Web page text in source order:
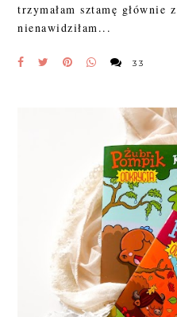
trzymałam sztamę głównie
nienawidziłam...
33